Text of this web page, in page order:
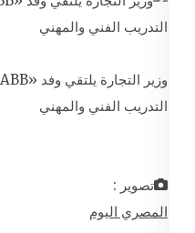
التدريب الفني والمهني
تصوير :
المصري اليوم